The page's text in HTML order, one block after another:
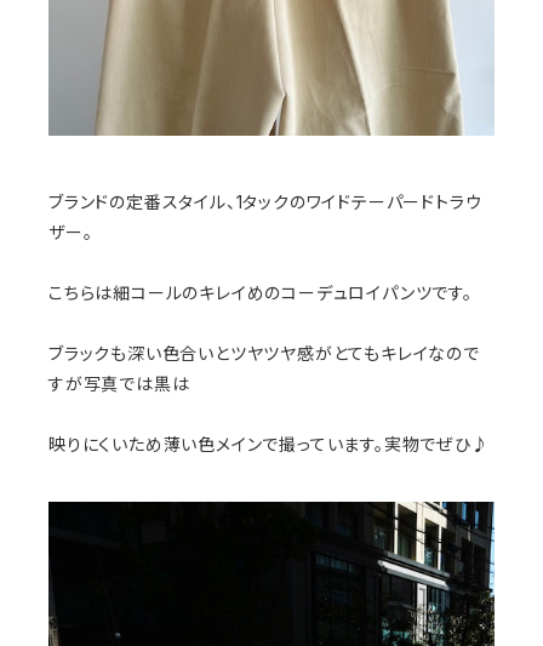
ブランドの定番スタイル、1タックのワイドテーパードトラウ
ザー。
こちらは細コールのキレイめのコーデュロイパンツです。
ブラックも深い色合いとツヤツヤ感がとてもキレイなので
すが写真では黒は
映りにくいため薄い色メインで撮っています。実物でぜひ♪